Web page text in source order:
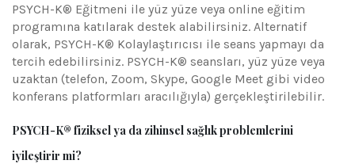
PSYCH-K® Eğitmeni ile yüz yüze veya online eğitim
programına katılarak destek alabilirsiniz. Alternatif
olarak, PSYCH-K® Kolaylaştırıcısı ile seans yapmayı da
tercih edebilirsiniz. PSYCH-K® seansları, yüz yüze veya
uzaktan (telefon, Zoom, Skype, Google Meet gibi video
konferans platformları aracılığıyla) gerçekleştirilebilir.
PSYCH-K® fiziksel ya da zihinsel sağlık problemlerini
iyileştirir mi?